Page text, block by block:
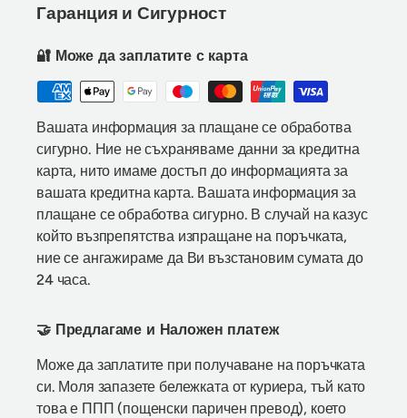
Гаранция и Сигурност
🔐 Може да заплатите с карта
Вашата информация за плащане се обработва
сигурно. Ние не съхраняваме данни за кредитна
карта, нито имаме достъп до информацията за
вашата кредитна карта. Вашата информация за
плащане се обработва сигурно. В случай на казус
който възпрепятства изпращане на поръчката,
ние се ангажираме да Ви възстановим сумата до
24 часа.
🤝 Предлагаме и Наложен платеж
Може да заплатите при получаване на поръчката
си. Моля запазете бележката от куриера, тъй като
това е ППП (пощенски паричен превод), което